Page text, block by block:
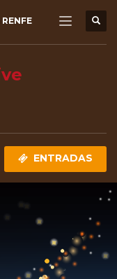
RENFE
ENTRADAS